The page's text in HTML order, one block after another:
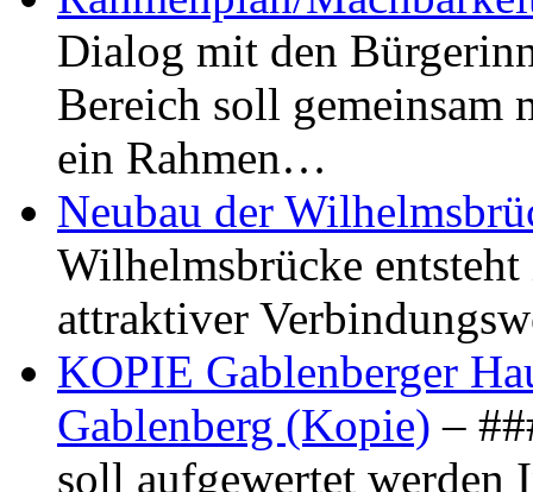
Dialog mit den
Bereich soll gemeinsam
ein Rahmen…
Neubau der
Wilhelmsbrücke
attraktiver
KOPIE Gablenberger
Gablenberg (Kopie) –
soll aufgewertet werden